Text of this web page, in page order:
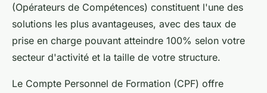
(Opérateurs de Compétences) constituent l'une des
solutions les plus avantageuses, avec des taux de
prise en charge pouvant atteindre 100% selon votre
secteur d'activité et la taille de votre structure.
Le Compte Personnel de Formation (CPF) offre